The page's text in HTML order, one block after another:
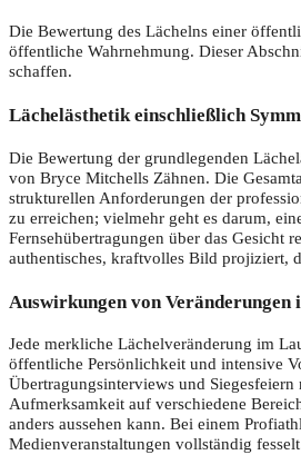
Die Bewertung des Lächelns einer
öffentliche Wahrnehmung. Dieser
schaffen.
Lächelästhetik einschließlich
Die Bewertung der grundlegenden
von Bryce Mitchells Zähnen. Die
strukturellen Anforderungen der
zu erreichen; vielmehr geht es darum,
Fernsehübertragungen über das Gesicht
authentisches, kraftvolles Bild projiziert,
Auswirkungen von
Jede merkliche Lächelveränderung im
öffentliche Persönlichkeit und intensive
Übertragungsinterviews und
Aufmerksamkeit auf verschiedene
anders aussehen kann. Bei einem
Medienveranstaltungen vollständig